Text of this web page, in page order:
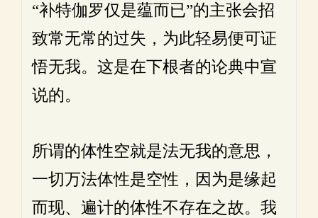
“补特伽罗仅是蕴而已”的主张会招
致常无常的过失，为此轻易便可证
悟无我。这是在下根者的论典中宣
说的。
所谓的体性空就是法无我的意思，
一切万法体性是空性，因为是缘起
而现、遍计的体性不存在之故。我